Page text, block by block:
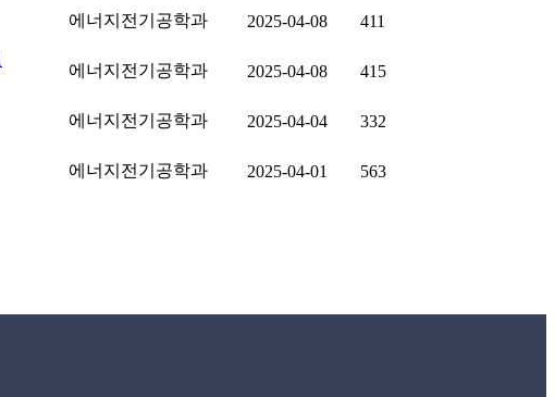
에너지전기공학과 2025-04-08 411
에너지전기공학과 2025-04-08 415
에너지전기공학과 2025-04-04 332
에너지전기공학과 2025-04-01
563